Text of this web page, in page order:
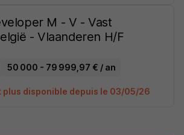
M - V - Vast
- Vlaanderen H/F
50 000 - 79 999,97 € / an
plus disponible depuis le 03/05/26